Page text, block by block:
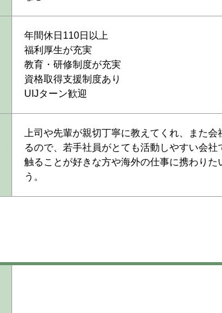
年間休日110日以上
福利厚生が充実
教育・研修制度が充実
資格取得支援制度あり
UIJターン歓迎
上司や先輩が親切丁寧に教えてくれ、また
るので、若手社員がとても活動しやすい会
触ることが好きな方や海外の仕事に携わりた
う。